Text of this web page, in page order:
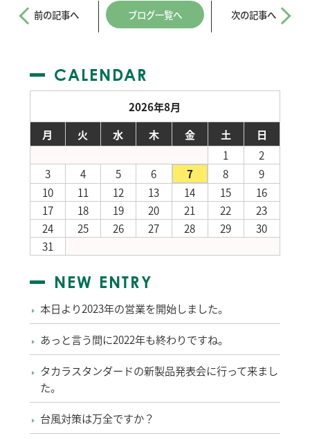
前の記事へ ブログ一覧へ 次の記事へ
CALENDAR
2026年8月
月
火 水 木 金 土
日
1
2
3
4 5 6 7 8
9
10
11 12 13 14 15
16
17
18 19 20 21 22
23
24
25 26 27 28 29
30
31
NEW ENTRY
本日より2023年の営業を開始しました。
あっと言う間に2022年も終わりですね。
タカラスタンダードの新製品発表会に行って来まし
た。
台風対策は万全ですか？